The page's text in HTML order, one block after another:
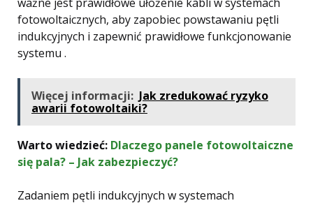
fotowoltaicznych, aby zapobiec powstawaniu pętli
indukcyjnych i zapewnić prawidłowe funkcjonowanie
systemu .
Więcej informacji: Jak zredukować ryzyko
awarii fotowoltaiki?
Warto wiedzieć: Dlaczego panele fotowoltaiczne
się pala? – Jak zabezpieczyć?
Zadaniem pętli indukcyjnych w systemach